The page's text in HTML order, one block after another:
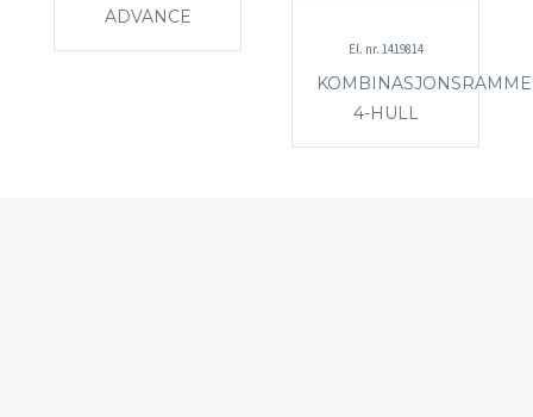
ADVANCE
El. nr. 1419814
KOMBINASJONSRAMME
4-HULL